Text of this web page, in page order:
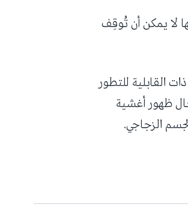
لا يمكن أن تُوقِف
القابلية للتطور
ظهور أغشية
الزجاجي.